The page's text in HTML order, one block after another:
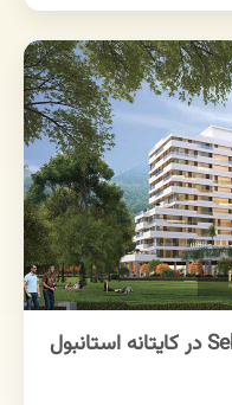
پروژه صبا فلتس جندره Seba flats در کایتانه استانبول